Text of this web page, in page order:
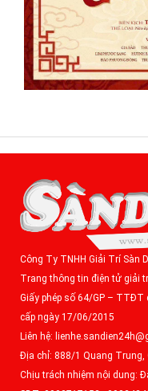
Công Ty TNHH Giải Trí Sàn
Trang thông tin điện tử giải
Giấy phép số 64/GP – TTĐT
cấp ngày 17/06/2015
Liên hệ:
Địa chỉ: 888/1 Quang Trung,
Chịu trách nhiệm nội dung: